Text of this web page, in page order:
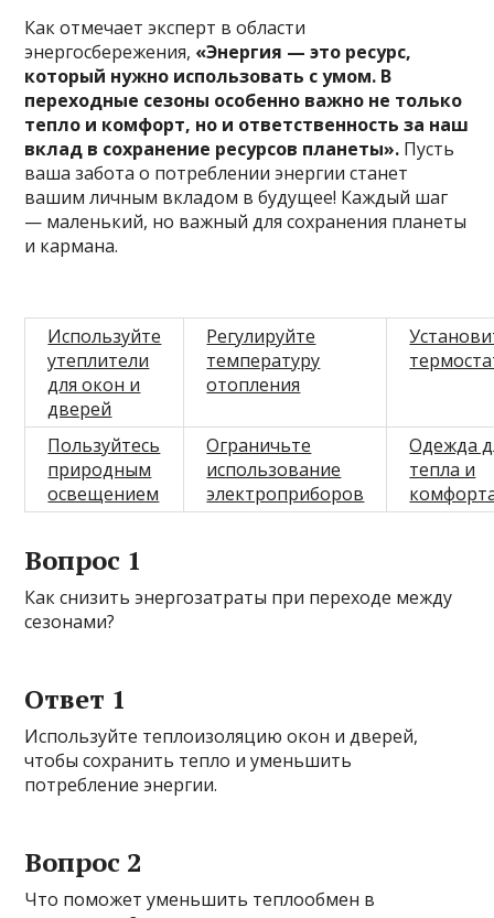
Как отмечает эксперт в области
энергосбережения, «Энергия — это ресурс,
который нужно использовать с умом. В
переходные сезоны особенно важно не только
тепло и комфорт, но и ответственность за наш
вклад в сохранение ресурсов планеты». Пусть
ваша забота о потреблении энергии станет
вашим личным вкладом в будущее! Каждый шаг
— маленький, но важный для сохранения планеты
и кармана.
Используйте
утеплители
для окон и
дверей
Регулируйте
температуру
отопления
Пользуйтесь
природным
освещением
Ограничьте
использование
электроприборов
Одежда
тепла и
Вопрос 1
Как снизить энергозатраты при переходе между
сезонами?
Ответ 1
Используйте теплоизоляцию окон и дверей,
чтобы сохранить тепло и уменьшить
потребление энергии.
Вопрос 2
Что поможет уменьшить теплообмен в